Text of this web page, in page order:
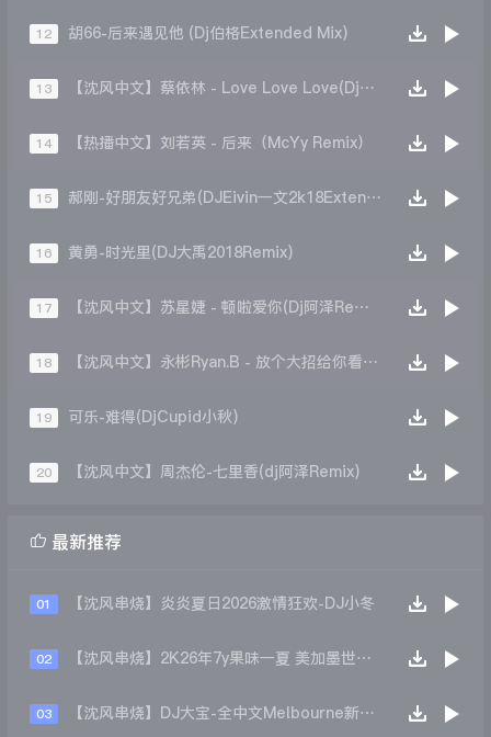
12 胡66-后来遇见他 (Dj伯格Extended Mix)
13 【沈风中文】蔡依林 - Love Love Love(Dj十三 Melbourne Mix)
14 【热播中文】刘若英 - 后来（McYy Remix）
15 郝刚-好朋友好兄弟(DJEivin一文2k18ExtendedMix)
16 黄勇-时光里(DJ大禹2018Remix)
17 【沈风中文】苏星婕 - 顿啦爱你(Dj阿泽Remix)
18 【沈风中文】永彬Ryan.B - 放个大招给你看(Dj.阿洋 Extended Mix)
19 可乐-难得(DjCupid小秋)
20 【沈风中文】周杰伦-七里香(dj阿泽Remix)
 最新推荐
01 【沈风串烧】炎炎夏日2026激情狂欢-DJ小冬
02 【沈风串烧】2K26年7y果味一夏 美加墨世界杯主题跳舞派对专辑 - Dj.阿帅
03 【沈风串烧】DJ大宝-全中文Melbourne新弹跳一飞冲天重低音上劲风暴MUSIC慢摇大碟